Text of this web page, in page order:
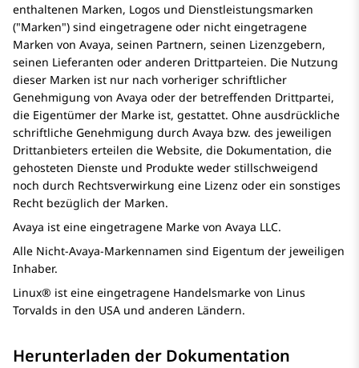
enthaltenen Marken, Logos und Dienstleistungsmarken
( Marken ) sind eingetragene oder nicht eingetragene
Marken von Avaya, seinen Partnern, seinen Lizenzgebern,
seinen Lieferanten oder anderen Drittparteien. Die Nutzung
dieser Marken ist nur nach vorheriger schriftlicher
Genehmigung von Avaya oder der betreffenden Drittpartei,
die Eigentümer der Marke ist, gestattet. Ohne ausdrückliche
schriftliche Genehmigung durch Avaya bzw. des jeweiligen
Drittanbieters erteilen die Website, die Dokumentation, die
gehosteten Dienste und Produkte weder stillschweigend
noch durch Rechtsverwirkung eine Lizenz oder ein sonstiges
Recht bezüglich der Marken.
Avaya ist eine eingetragene Marke von Avaya LLC.
Alle Nicht-Avaya-Markennamen sind Eigentum der jeweiligen
Inhaber.
Linux® ist eine eingetragene Handelsmarke von Linus
Torvalds in den USA und anderen Ländern.
Herunterladen der Dokumentation